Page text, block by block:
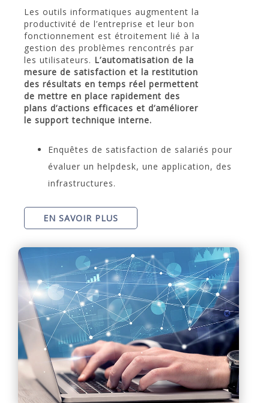
Les outils informatiques augmentent la
productivité de l’entreprise et leur bon
fonctionnement est étroitement lié à la
gestion des problèmes rencontrés par
les utilisateurs. L’automatisation de la
mesure de satisfaction et la restitution
des résultats en temps réel permettent
de mettre en place rapidement des
plans d’actions efficaces et d’améliorer
le support technique interne.
Enquêtes de satisfaction de salariés pour
évaluer un helpdesk, une application, des
infrastructures.
EN SAVOIR PLUS